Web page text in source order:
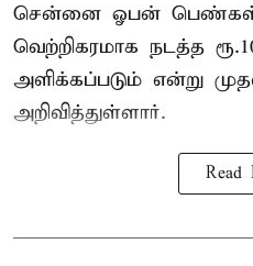
சென்னை ஓபன்
வெற்றிகரமாக நடத்த
அளிக்கப்படும் என்று
அறிவித்துள்ளார்.
Read